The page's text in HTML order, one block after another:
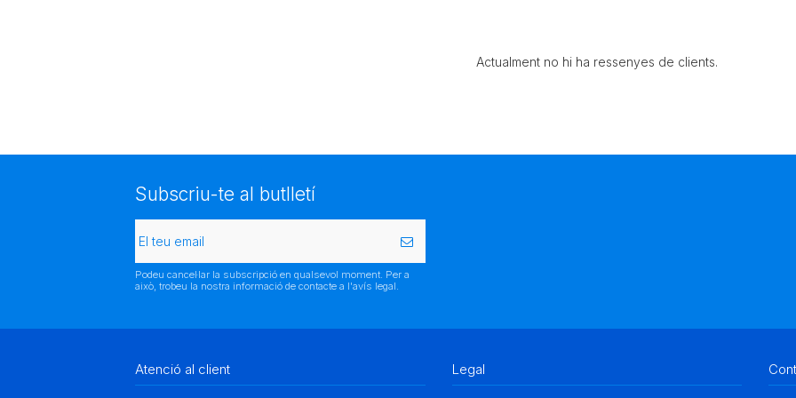
Actualment no hi ha ressenyes de clients.
Subscriu-te al butlletí
Podeu cancel·lar la subscripció en qualsevol moment. Per a
això, trobeu la nostra informació de contacte a l'avís legal.
Atenció al client Legal